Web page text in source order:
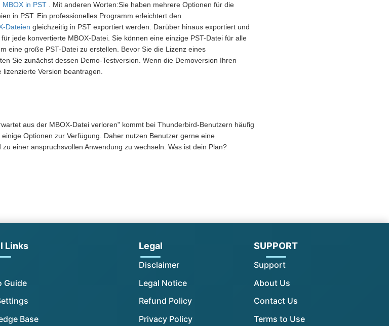
in PST
. Mit anderen Worten:Sie haben mehrere Optionen für die
in PST. Ein professionelles Programm erleichtert den
Dateien gleichzeitig in PST exportiert werden. Darüber hinaus exportiert und
jede konvertierte MBOX-Datei. Sie können eine einzige PST-Datei für alle
eine große PST-Datei zu erstellen. Bevor Sie die Lizenz eines
Sie zunächst dessen Demo-Testversion. Wenn die Demoversion Ihren
Version beantragen.
aus der MBOX-Datei verloren" kommt bei Thunderbird-Benutzern häufig
Optionen zur Verfügung. Daher nutzen Benutzer gerne eine
einer anspruchsvollen Anwendung zu wechseln. Was ist dein Plan?
Links
Guide
Base
Legal
Disclaimer
Legal Notice
Refund Policy
Privacy Policy
SUPPORT
Support
About Us
Contact Us
Terms to Use